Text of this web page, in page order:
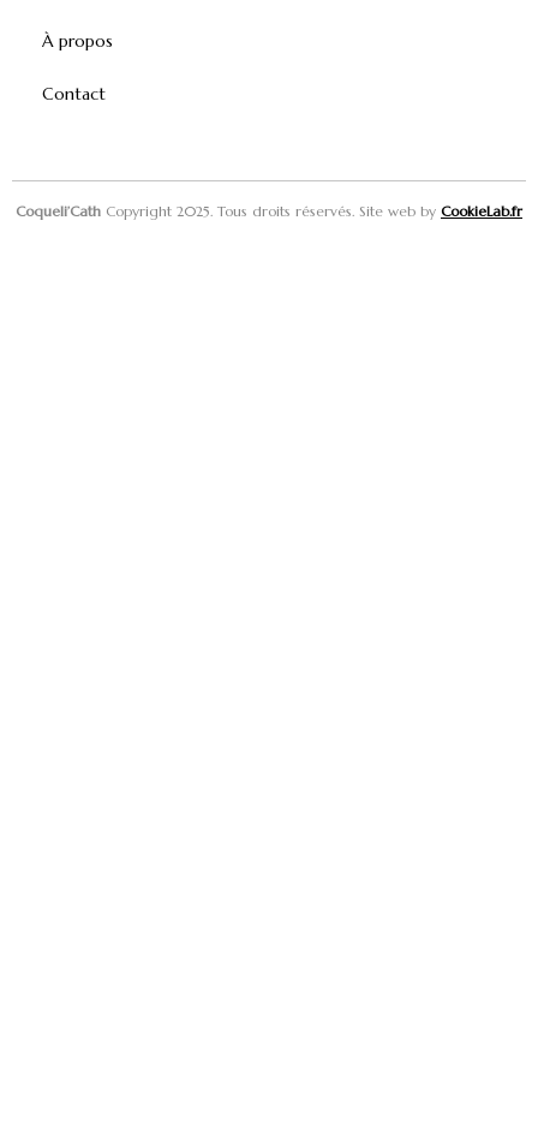
À propos
Contact
Coqueli’Cath Copyright 2025. Tous droits réservés. Site web by CookieLab.fr